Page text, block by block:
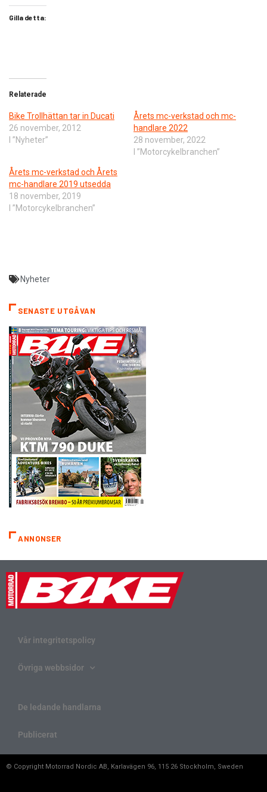
Gilla detta:
Relaterade
Bike Trollhättan tar in Ducati
26 november, 2012
I ”Nyheter”
Årets mc-verkstad och mc-
handlare 2022
28 november, 2022
I ”Motorcykelbranchen”
Årets mc-verkstad och Årets
mc-handlare 2019 utsedda
18 november, 2019
I ”Motorcykelbranchen”
Nyheter
SENASTE UTGÅVAN
ANNONSER
Vår integritetspolicy
Övriga webbsidor
De ledande handlarna
Publicerat
© Copyright Motorrad Nordic AB, Karlavägen 96, 115 26 Stockholm, Sweden